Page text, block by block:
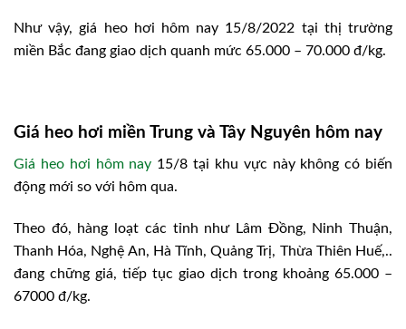
Như vậy, giá heo hơi hôm nay 15/8/2022 tại thị trường
miền Bắc đang giao dịch quanh mức 65.000 – 70.000 đ/kg.
Giá heo hơi miền Trung và Tây Nguyên hôm nay
Giá heo hơi hôm nay 15/8 tại khu vực này không có biến
động mới so với hôm qua.
Theo đó, hàng loạt các tỉnh như Lâm Đồng, Ninh Thuận,
Thanh Hóa, Nghệ An, Hà Tĩnh, Quảng Trị, Thừa Thiên Huế,..
đang chững giá, tiếp tục giao dịch trong khoảng 65.000 –
67000 đ/kg.